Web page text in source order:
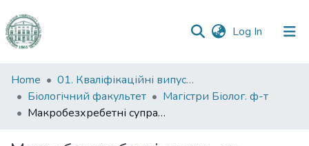
Log In (current)
Communities
&
Collections
Home
01. Кваліфікаційні випускні роботи здобувачів вищої освіти
Біологічний факультет
Магістри Біолог. ф-т
Макробезхребетні супра- та псевдоліторалі острова Джарилгач